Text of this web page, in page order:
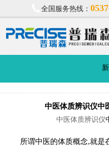
全国服务热线：
中医体质辨识仪中
中医体质辨识仪
所谓中医的体质概念,就是